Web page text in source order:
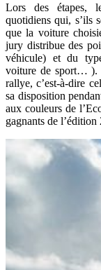
Lors des étapes,
quotidiens qui, s’ils
que la voiture
jury distribue des
véhicule) et du
voiture de sport… ).
rallye, c’est-à-dire
sa disposition
aux couleurs de
gagnants de l’édition